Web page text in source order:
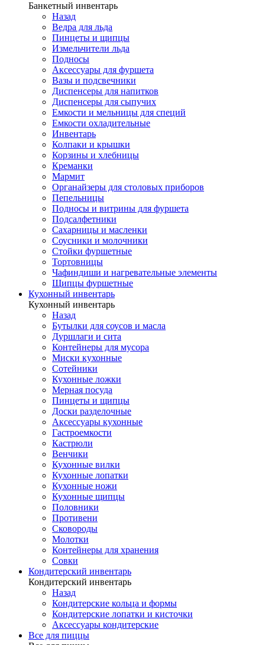
Банкетный инвентарь
Назад
Ведра для льда
Пинцеты и щипцы
Измельчители льда
Подносы
Аксессуары для фуршета
Вазы и подсвечники
Диспенсеры для напитков
Диспенсеры для сыпучих
Емкости и мельницы для специй
Емкости охладительные
Инвентарь
Колпаки и крышки
Корзины и хлебницы
Креманки
Мармит
Органайзеры для столовых приборов
Пепельницы
Подносы и витрины для фуршета
Подсалфетники
Сахарницы и масленки
Соусники и молочники
Стойки фуршетные
Тортовницы
Чафиндиши и нагревательные элементы
Щипцы фуршетные
Кухонный инвентарь
Кухонный инвентарь
Назад
Бутылки для соусов и масла
Дуршлаги и сита
Контейнеры для мусора
Миски кухонные
Сотейники
Кухонные ложки
Мерная посуда
Пинцеты и щипцы
Доски разделочные
Аксессуары кухонные
Гастроемкости
Кастрюли
Венчики
Кухонные вилки
Кухонные лопатки
Кухонные ножи
Кухонные щипцы
Половники
Противени
Сковороды
Молотки
Контейнеры для хранения
Совки
Кондитерский инвентарь
Кондитерский инвентарь
Назад
Кондитерские кольца и формы
Кондитерские лопатки и кисточки
Аксессуары кондитерские
Все для пиццы